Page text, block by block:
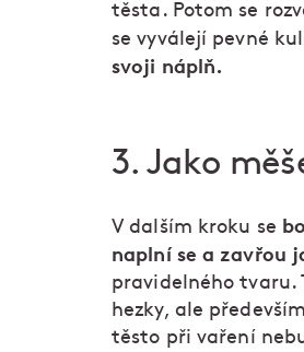
těsta. Potom se
se vyválejí pevné
svoji náplň.
3. Jako
V dalším kroku se
naplní se a zavřou
pravidelného tvaru.
hezky, ale
těsto při vaření